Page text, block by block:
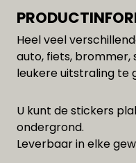
Heel veel
auto, fiets,
leukere uitstraling te
U kunt de stickers
ondergrond.
Leverbaar in elke